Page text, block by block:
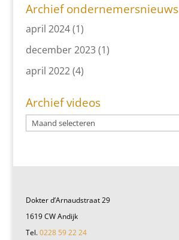
Archief ondernemersnieuws
april 2024(1)
december 2023(1)
april 2022(4)
Archief videos
Dokter d’Arnaudstraat 29
1619 CW Andijk
Tel.0228 59 22 24